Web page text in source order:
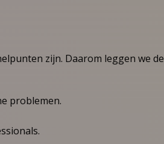
zijn. Daarom leggen we de
problemen.